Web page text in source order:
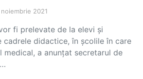
noiembrie 2021
fi prelevate de la elevi și
cadrele didactice, în școlile în care
medical, a anunțat secretarul de